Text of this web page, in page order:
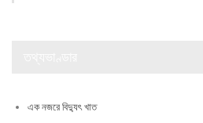
এক নজরে বিদ্যুৎ খাত